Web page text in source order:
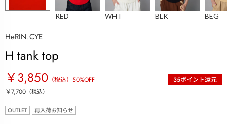
RED WHT BLK BEG
HeRIN.CYE
H tank top
￥3,850 （税込） 50%OFF 35ポイント還元
￥7,700（税込）
OUTLET 再入荷お知らせ